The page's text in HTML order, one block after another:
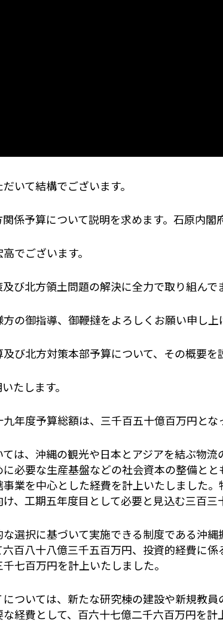
いて結構でございます。
係予算について説明を求めます。石原内閣
でございます。
び北方領土問題の解決に全力で取り組んで
の御指導、御鞭撻をよろしくお願い申し上
び北方対策本部予算について、その概要を
たします。
年度予算総額は、三千百五十億百万円とな
は、沖縄の観光や日本とアジアを結ぶ物
必要な生産基盤などの社会資本の整備と
業を中心とした経費を計上いたしました
、工期五年度目として必要と見込む三百三
選択に基づいて実施できる制度である沖
百八十八億三千五百万円、投資的経費に
七百万円を計上いたしました。
ついては、新たな研究棟の建設や新規教
経費として、百六十七億二千六百万円を計